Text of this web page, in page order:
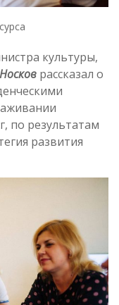
культуры,
рассказал о
по результатам
развития